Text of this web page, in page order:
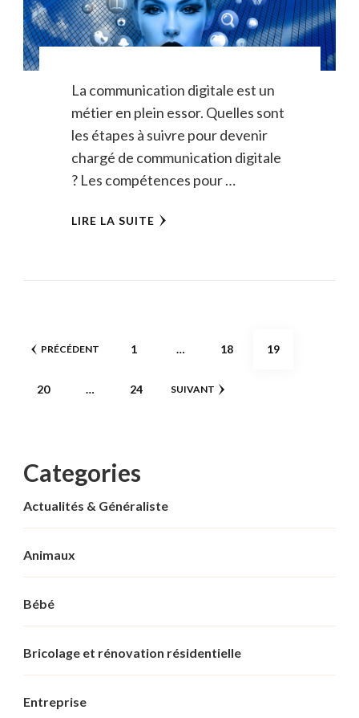
La communication digitale est un
métier en plein essor. Quelles sont
les étapes à suivre pour devenir
chargé de communication digitale
? Les compétences pour …
LIRE LA SUITE
Pagination
publications
PRÉCÉDENT PAGE
1 … PAGE
18 PAGE
19
PAGE
20 … PAGE
24 SUIVANT
Categories
Actualités & Généraliste
Animaux
Bébé
Bricolage et rénovation résidentielle
Entreprise